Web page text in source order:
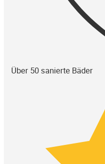
Über 50 sanierte Bäder